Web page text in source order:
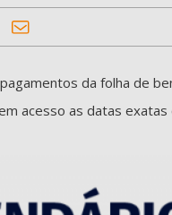
da folha de
acesso as datas